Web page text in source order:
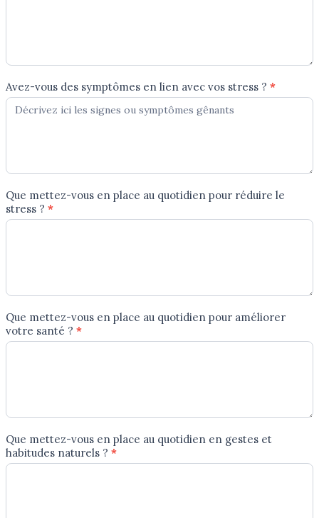
Avez-vous des symptômes en lien avec vos stress ? *
Que mettez-vous en place au quotidien pour réduire le
stress ? *
Que mettez-vous en place au quotidien pour améliorer
votre santé ? *
Que mettez-vous en place au quotidien en gestes et
habitudes naturels ? *